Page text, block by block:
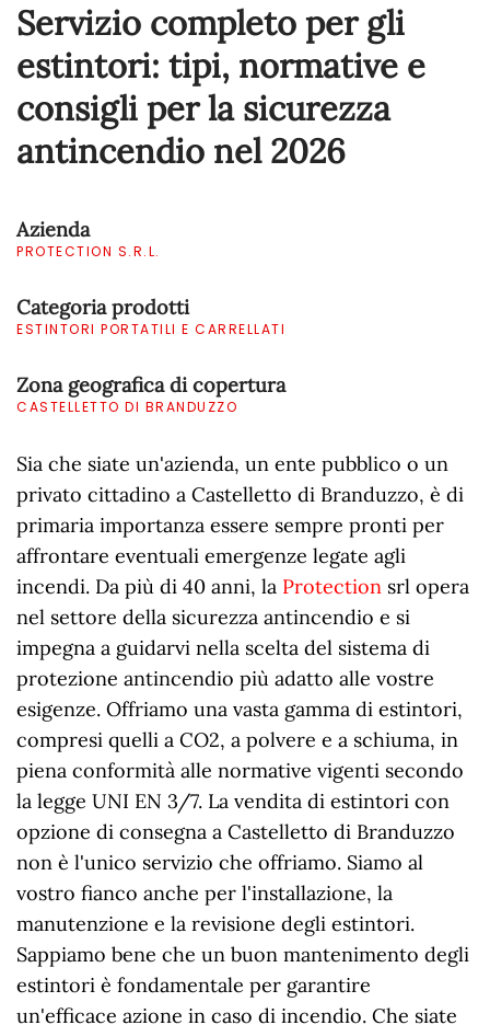
Servizio completo per gli
estintori: tipi, normative e
consigli per la sicurezza
antincendio nel 2026
Azienda
PROTECTION S.R.L.
Categoria prodotti
ESTINTORI PORTATILI E CARRELLATI
Zona geografica di copertura
CASTELLETTO DI BRANDUZZO
Sia che siate un'azienda, un ente pubblico o un
privato cittadino a Castelletto di Branduzzo, è di
primaria importanza essere sempre pronti per
affrontare eventuali emergenze legate agli
incendi. Da più di 40 anni, la Protection srl opera
nel settore della sicurezza antincendio e si
impegna a guidarvi nella scelta del sistema di
protezione antincendio più adatto alle vostre
esigenze. Offriamo una vasta gamma di estintori,
compresi quelli a CO2, a polvere e a schiuma, in
piena conformità alle normative vigenti secondo
la legge UNI EN 3/7. La vendita di estintori con
opzione di consegna a Castelletto di Branduzzo
non è l'unico servizio che offriamo. Siamo al
vostro fianco anche per l'installazione, la
manutenzione e la revisione degli estintori.
Sappiamo bene che un buon mantenimento degli
estintori è fondamentale per garantire
un'efficace azione in caso di incendio. Che siate